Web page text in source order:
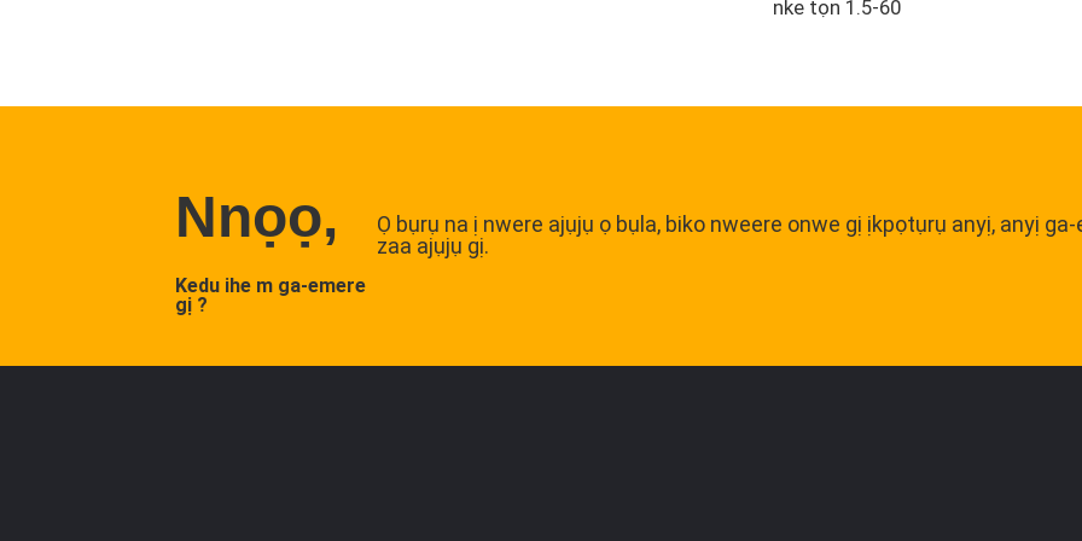
nke tọn 1.5-60
Nnọọ,
Kedu ihe m ga-emere
gị ?
Ọ bụrụ na ị nwere ajụjụ ọ bụla, biko nweere onwe gị ịkpọtụrụ anyị, anyị ga-
zaa ajụjụ gị.